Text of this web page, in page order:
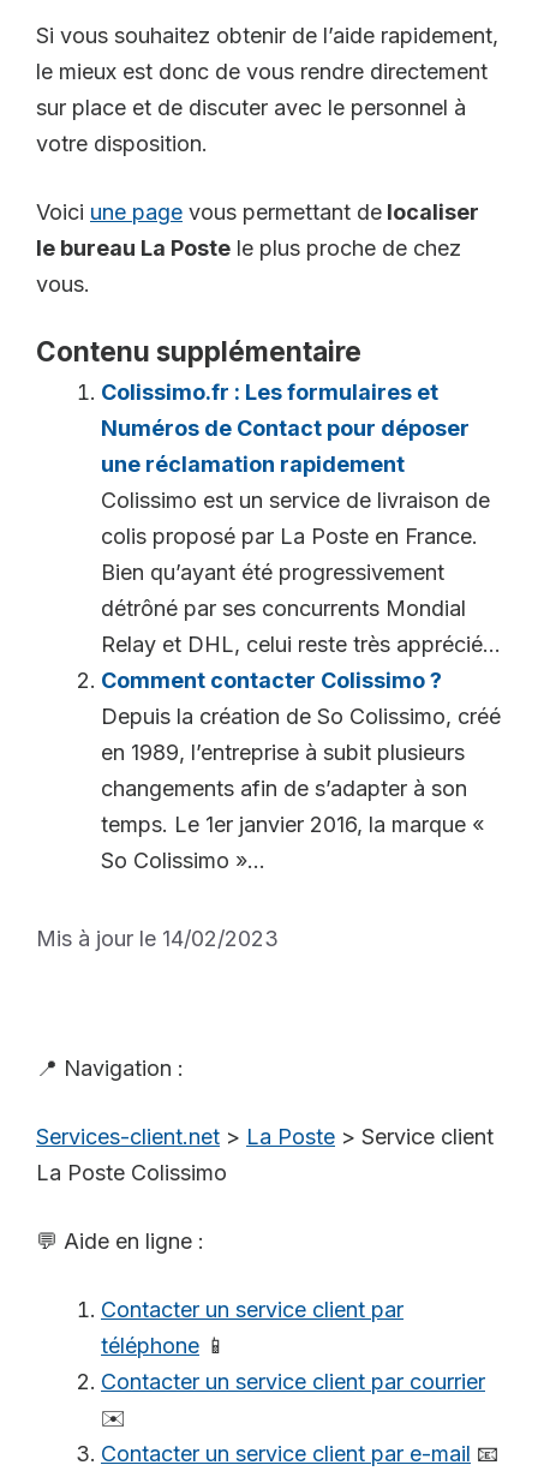
Si vous souhaitez obtenir de l’aide rapidement,
le mieux est donc de vous rendre directement
sur place et de discuter avec le personnel à
votre disposition.
Voici une page vous permettant de localiser
le bureau La Poste le plus proche de chez
vous.
Contenu supplémentaire
Colissimo.fr : Les formulaires et
Numéros de Contact pour déposer
une réclamation rapidement
Colissimo est un service de livraison de
colis proposé par La Poste en France.
Bien qu’ayant été progressivement
détrôné par ses concurrents Mondial
Relay et DHL, celui reste très apprécié...
Comment contacter Colissimo ?
Depuis la création de So Colissimo, créé
en 1989, l’entreprise à subit plusieurs
changements afin de s’adapter à son
temps. Le 1er janvier 2016, la marque «
So Colissimo »...
Mis à jour le 14/02/2023
📍 Navigation :
Services-client.net > La Poste > Service client
La Poste Colissimo
💬 Aide en ligne :
Contacter un service client par
téléphone 📱
Contacter un service client par courrier
✉️
Contacter un service client par e-mail 📧